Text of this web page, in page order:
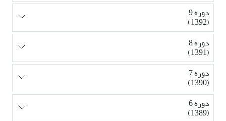
دوره 9
(1392)
دوره 8
(1391)
دوره 7
(1390)
دوره 6
(1389)